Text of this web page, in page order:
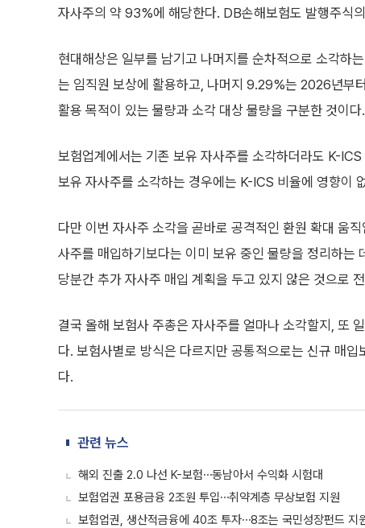
자사주의 약 93%에 해당한다. DB손해보험도 발행주
현대해상은 일부를 남기고 나머지를 순차적으로 소각하
는 임직원 보상에 활용하고, 나머지 9.29%는 2026년부
활용 목적이 있는 물량과 소각 대상 물량을 구분한 것이다.
보험업계에서는 기존 보유 자사주를 소각하더라도 K-
보유 자사주를 소각하는 경우에는 K-ICS 비율에 영향이
다만 이번 자사주 소각을 곧바로 공격적인 환원 확대 움
사주를 매입하기보다는 이미 보유 중인 물량을 정리하는
당분간 추가 자사주 매입 계획을 두고 있지 않은 것으로
결국 올해 보험사 주총은 자사주를 얼마나 소각할지, 또
다. 보험사별로 방식은 다르지만 공통적으로는 신규 매
다.
관련 뉴스
해외 진출 2.0 나선 K-보험⋯동남아서 수익화 시험대
보험업권 포용금융 2조원 투입⋯취약계층 무상보험 지원
보험업권, 생산적금융에 40조 투자⋯8조는 국민성장펀드 지